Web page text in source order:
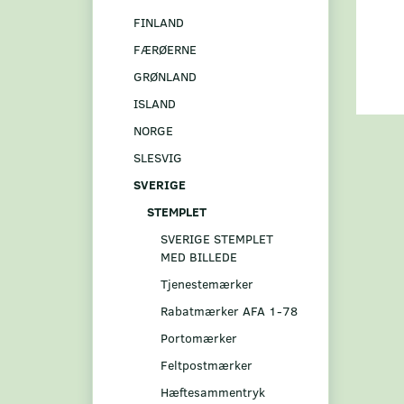
FINLAND
FÆRØERNE
GRØNLAND
ISLAND
NORGE
SLESVIG
SVERIGE
STEMPLET
SVERIGE STEMPLET
MED BILLEDE
Tjenestemærker
Rabatmærker AFA 1-78
Portomærker
Feltpostmærker
Hæftesammentryk